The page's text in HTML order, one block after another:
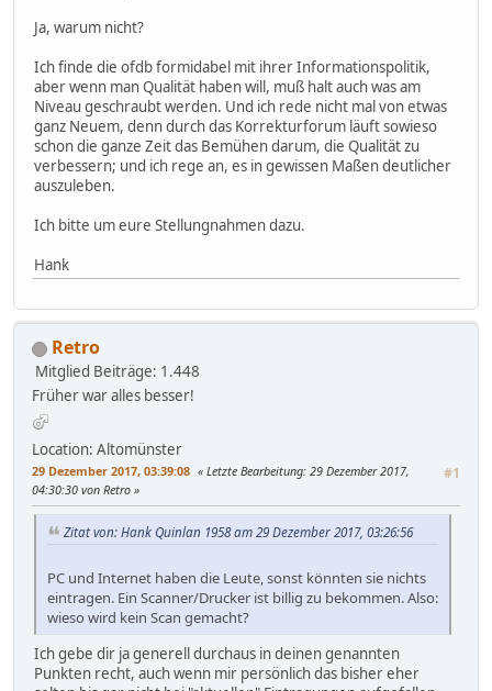
Ja, warum nicht?
Ich finde die ofdb formidabel mit ihrer Informationspolitik,
aber wenn man Qualität haben will, muß halt auch was am
Niveau geschraubt werden. Und ich rede nicht mal von etwas
ganz Neuem, denn durch das Korrekturforum läuft sowieso
schon die ganze Zeit das Bemühen darum, die Qualität zu
verbessern; und ich rege an, es in gewissen Maßen deutlicher
auszuleben.
Ich bitte um eure Stellungnahmen dazu.
Hank
Retro
Mitglied Beiträge: 1.448
Früher war alles besser!
Location: Altomünster
29 Dezember 2017, 03:39:08 #1
Letzte Bearbeitung: 29 Dezember 2017,
04:30:30 von Retro
Zitat von: Hank Quinlan 1958 am 29 Dezember 2017, 03:26:56
PC und Internet haben die Leute, sonst könnten sie nichts
eintragen. Ein Scanner/Drucker ist billig zu bekommen. Also:
wieso wird kein Scan gemacht?
Ich gebe dir ja generell durchaus in deinen genannten
Punkten recht, auch wenn mir persönlich das bisher eher